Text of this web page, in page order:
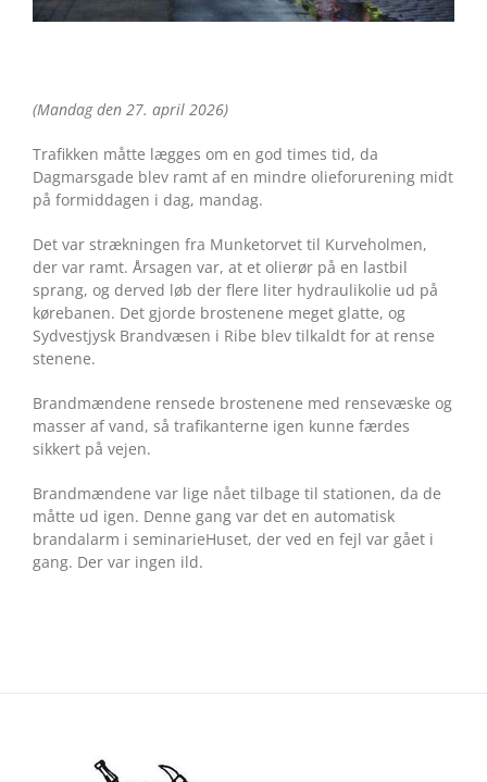
(Mandag den 27. april 2026)
Trafikken måtte lægges om en god times tid, da
Dagmarsgade blev ramt af en mindre olieforurening midt
på formiddagen i dag, mandag.
Det var strækningen fra Munketorvet til Kurveholmen,
der var ramt. Årsagen var, at et olierør på en lastbil
sprang, og derved løb der flere liter hydraulikolie ud på
kørebanen. Det gjorde brostenene meget glatte, og
Sydvestjysk Brandvæsen i Ribe blev tilkaldt for at rense
stenene.
Brandmændene rensede brostenene med rensevæske og
masser af vand, så trafikanterne igen kunne færdes
sikkert på vejen.
Brandmændene var lige nået tilbage til stationen, da de
måtte ud igen. Denne gang var det en automatisk
brandalarm i seminarieHuset, der ved en fejl var gået i
gang. Der var ingen ild.